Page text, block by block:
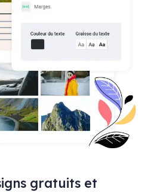
gratuits et